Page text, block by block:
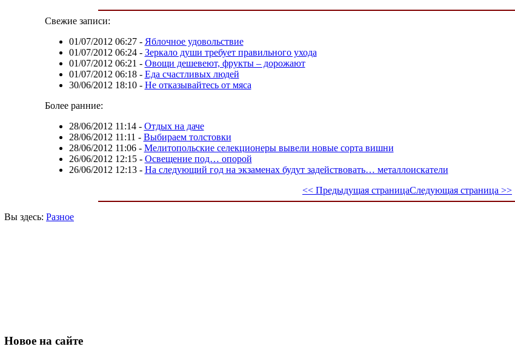
Свежие записи:
01/07/2012 06:27- Яблочное удовольствие
01/07/2012 06:24- Зеркало души требует правильного ухода
01/07/2012 06:21 - Овощи дешевеют, фрукты – дорожают
01/07/2012 06:18- Еда счастливых людей
30/06/2012 18:10- Не отказывайтесь от мяса
Более ранние:
28/06/2012 11:14- Отдых на даче
28/06/2012 11:11 - Выбираем толстовки
28/06/2012 11:06- Мелитопольские селекционеры вывели новые сорта вишни
26/06/2012 12:15- Освещение под… опорой
26/06/2012 12:13- На следующий год на экзаменах будут задействовать… металлоискатели
<< Предыдущая страницаСледующая страница >>
Вы здесь: Разное
Новое на сайте